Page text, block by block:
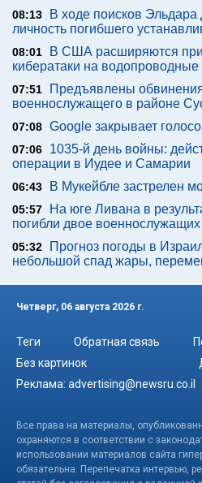
08:13
В ходе поисков
личность погибшего
08:01
В США расширяются
кибератаки на
07:51
Предъявлены
военнослужащего в районе
07:08 Google закрывает
07:06
1035-й день войны:
операции в Иудее и Самарии
06:43 В Мукейбле застрелен
05:57
На юге Ливана в
погибли двое
05:32
Прогноз погоды в
небольшой спад жары,
Четверг, 06 августа 2026 г.
Теги Обратная связь
Без картинок
Реклама: advertising@newsru.co.il
Все права на материалы,
охраняются в соответствии с
использовании материалов сайта
обязательна. Перепечатка интервью,